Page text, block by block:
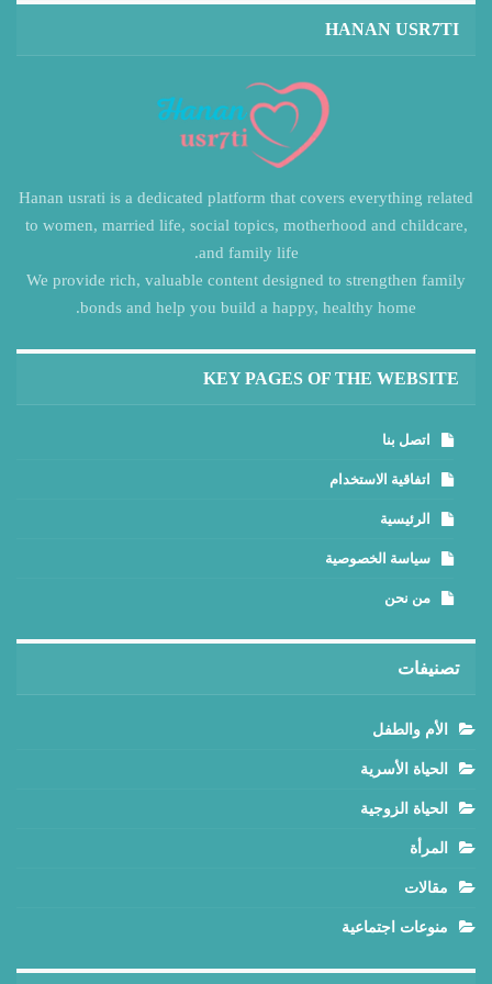
HANAN USR7TI
Hanan usrati is a dedicated platform that covers everything related
to women, married life, social topics, motherhood and childcare,
and family life.
We provide rich, valuable content designed to strengthen family
bonds and help you build a happy, healthy home.
KEY PAGES OF THE WEBSITE
اتصل بنا
اتفاقية الاستخدام
الرئيسية
سياسة الخصوصية
من نحن
تصنيفات
الأم والطفل
الحياة الأسرية
الحياة الزوجية
المرأة
مقالات
منوعات اجتماعية